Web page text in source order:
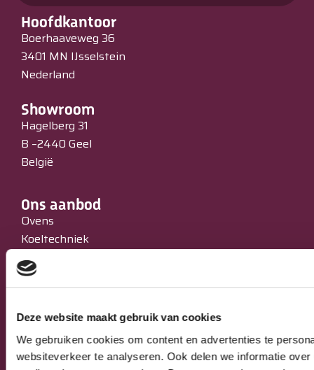
Deze website maakt gebruik van cookies
We gebruiken cookies om content en advertenties te
websiteverkeer te analyseren. Ook delen we informatie
Hoofdkantoor
Boerhaaveweg 36
3401 MN IJsselstein
Nederland
Showroom
Hagelberg 31
B –2440 Geel
België
Ons aanbod
Ovens
Koeltechniek
Bakkerijmachines
IJssalons
Verkoopautomaten
Occasions